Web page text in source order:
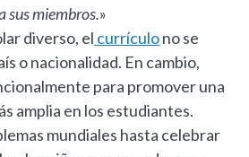
sus miembros.»
diverso, el currículono se
o nacionalidad. En cambio,
para promover una
amplia en los estudiantes.
mundiales hasta celebrar